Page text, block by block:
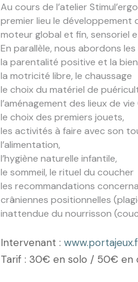
Au cours de l’atelier
premier lieu le développement
moteur global et fin, sensoriel
En parallèle, nous abordons
la parentalité positive et la
la motricité libre, le chaussage
le choix du matériel de
l’aménagement des lieux de
le choix des premiers jouets,
les activités à faire avec son
l’alimentation,
l’hygiène naturelle infantile,
le sommeil, le rituel du coucher
les recommandations
crâniennes positionnelles
inattendue du nourrisson
Intervenant :
Tarif : 30€ en solo / 50€ en